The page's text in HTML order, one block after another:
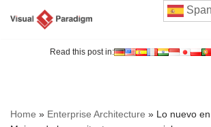
Read this post in:
Home » Enterprise Architecture » Lo nuevo